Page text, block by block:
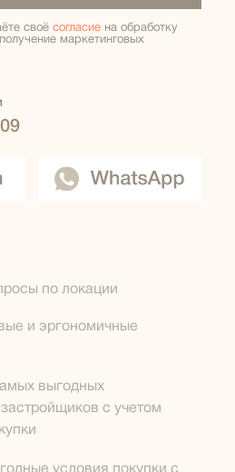
своё согласиена обработку
маркетинговых
условия покупки с
выгодных
с учетом
и эргономичные
по локации